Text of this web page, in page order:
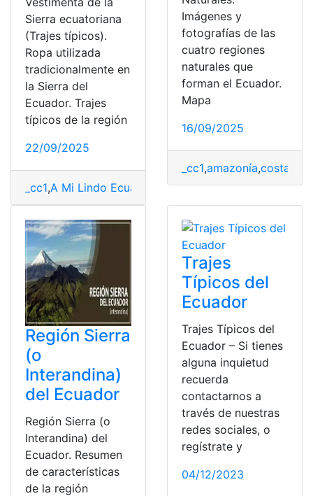
Sierra ecuatoriana
(Trajes típicos).
Ropa utilizada
tradicionalmente en
la Sierra del
Ecuador. Trajes
típicos de la región
22/09/2025
_cc1,A Mi Lindo Ecuador Blog,Herramientas Ecuador,
Imágenes y
fotografías de las
cuatro regiones
naturales que
forman el Ecuador.
Mapa
16/09/2025
_cc1,amazonía,costa
Región Sierra
(o
Interandina)
del Ecuador
Región Sierra (o
Interandina) del
Ecuador. Resumen
de características
de la región
Trajes
Típicos del
Ecuador
Trajes Típicos del
Ecuador – Si tienes
alguna inquietud
recuerda
contactarnos a
través de nuestras
redes sociales, o
regístrate y
04/12/2023